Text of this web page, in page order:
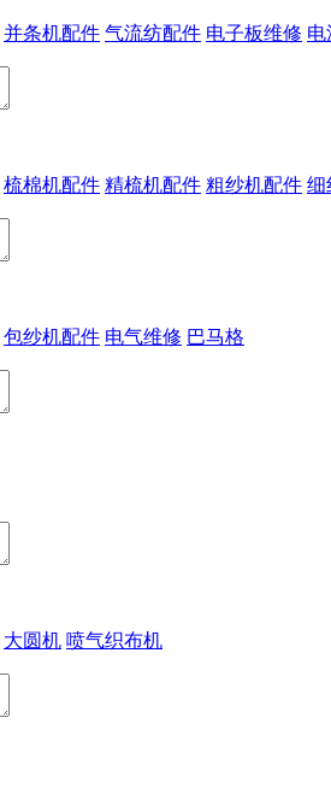
并条机配件 气流纺配件 电子板维修 电
梳棉机配件 精梳机配件 粗纱机配件 细
包纱机配件 电气维修 巴马格
大圆机 喷气织布机